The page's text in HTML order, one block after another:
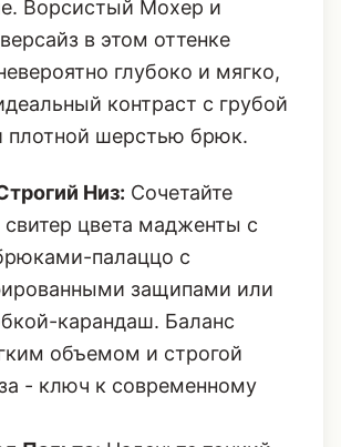
фуксию в трикотаже.
или кардиган цвета
- это инвестиция в
Ворсистый Мохер и
в этом оттенке
контраст с грубой
плотной шерстью брюк.
Низ: Сочетайте
цвета мадженты с
палаццо с
защипами или
карандаш. Баланс